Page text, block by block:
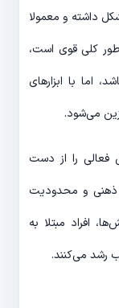
داشته و معمولا
کلی قوی است،
اما با ابزارهای
می‌شود.
را از دست
ذهنی و محدودیت
افراد مبتلا به
رشد می‌کنند.